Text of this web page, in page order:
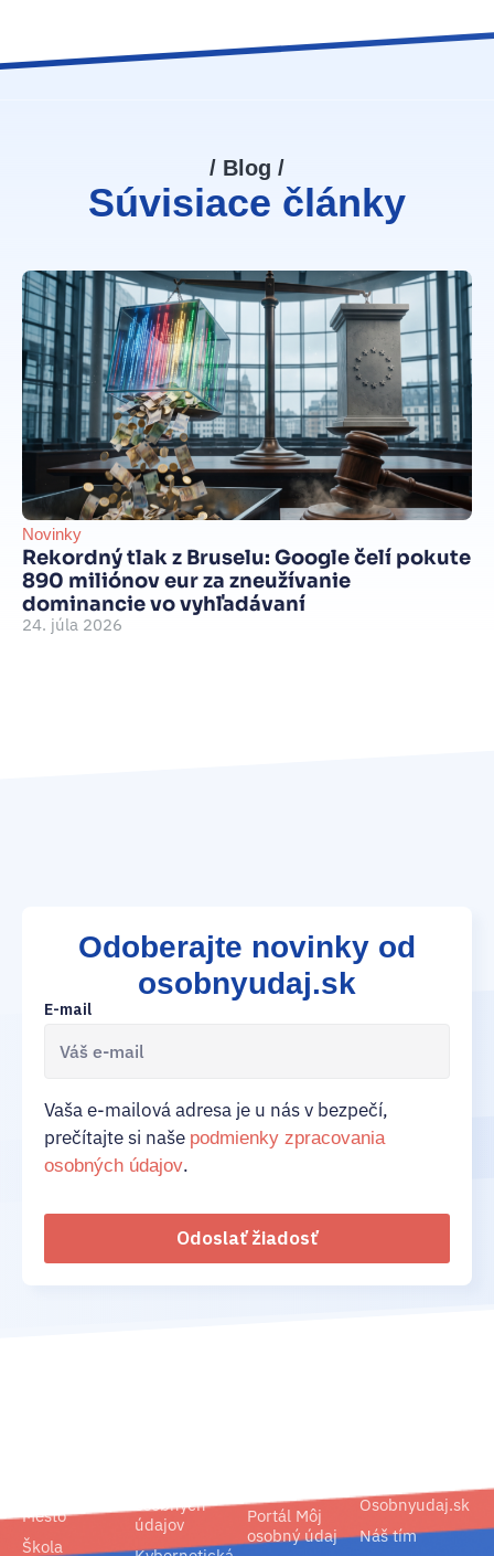
/ Blog /
Súvisiace články
Novinky
Rekordný tlak z Bruselu: Google čelí pokute
890 miliónov eur za zneužívanie
dominancie vo vyhľadávaní
24. júla 2026
Odoberajte novinky od
osobnyudaj.sk
E-mail
Vaša e-mailová adresa je u nás v bezpečí,
prečítajte si naše podmienky zpracovania
osobných údajov.
Odoslať žiadosť
Mesto
Škola
osobných
údajov
Portál Môj
osobný údaj
Osobnyudaj.sk
Náš tím